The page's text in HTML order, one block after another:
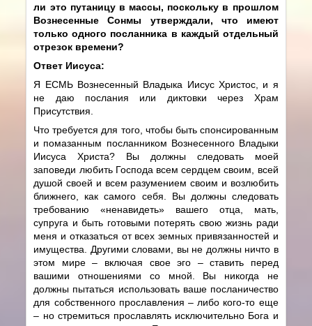
ли это путаницу в массы, поскольку в прошлом
Вознесенные Сонмы утверждали, что имеют
только одного посланника в каждый отдельный
отрезок времени?
Ответ Иисуса:
Я ЕСМЬ Вознесенный Владыка Иисус Христос, и я
не даю послания или диктовки через Храм
Присутствия.
Что требуется для того, чтобы быть спонсированным
и помазанным посланником Вознесенного Владыки
Иисуса Христа? Вы должны следовать моей
заповеди любить Господа всем сердцем своим, всей
душой своей и всем разумением своим и возлюбить
ближнего, как самого себя. Вы должны следовать
требованию «ненавидеть» вашего отца, мать,
супруга и быть готовыми потерять свою жизнь ради
меня и отказаться от всех земных привязанностей и
имущества. Другими словами, вы не должны ничто в
этом мире – включая свое эго – ставить перед
вашими отношениями со мной. Вы никогда не
должны пытаться использовать ваше посланичество
для собственного прославления – либо кого-то еще
– но стремиться прославлять исключительно Бога и